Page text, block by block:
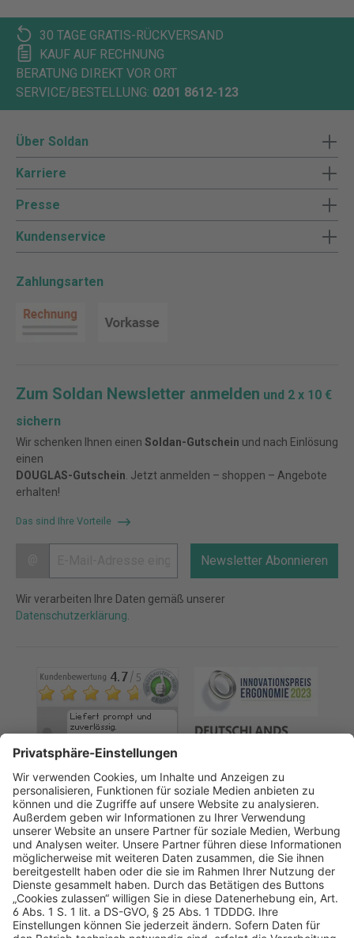
30 TAGE GRATIS-RÜCKVERSAND
KAUF AUF RECHNUNG
BERATUNG DIREKT VOR ORT
SERVICE/BESTELLUNG: 0201 8612-123
Über Soldan
Karriere
Presse
Kundenservice
Zahlungsarten
Zum Soldan Newsletter anmelden und 2 x 10 €
sichern
Wir schenken Ihnen einen Soldan-Gutschein und nach Einlösung
einen
DOUGLAS-Gutschein . Jetzt anmelden – shoppen – Angebote
erhalten!
Das sind Ihre Vorteile
Newsletter Abonnieren
Wir verarbeiten Ihre Daten gemäß unserer
Datenschutzerklärung